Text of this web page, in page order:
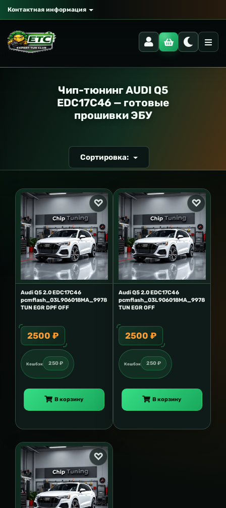
Контактная информация
Чип-тюнинг AUDI Q5
EDC17C46 — готовые
прошивки ЭБУ
Сортировка:
Audi Q5 2.0 EDC17C46
pcmflash_03L906018MA_9978
TUN EGR DPF OFF
2500 ₽
Кешбэк 250 ₽
В корзину
Audi Q5 2.0 EDC17C46
pcmflash_03L906018MA_9978
TUN EGR OFF
2500 ₽
Кешбэк 250 ₽
В корзину